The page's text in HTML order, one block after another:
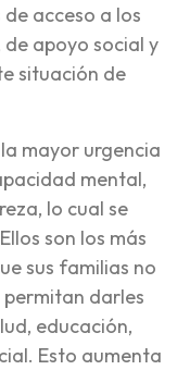
acceso a los
apoyo social y
situación de
mayor urgencia
mental,
lo cual se
son los más
sus familias no
permitan darles
educación,
Esto aumenta